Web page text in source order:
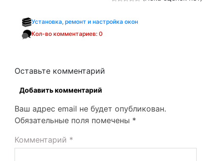
Установка, ремонт и настройка окон
Кол-во комментариев: 0
Оставьте комментарий
Добавить комментарий
Ваш адрес email не будет опубликован.
Обязательные поля помечены *
Комментарий *